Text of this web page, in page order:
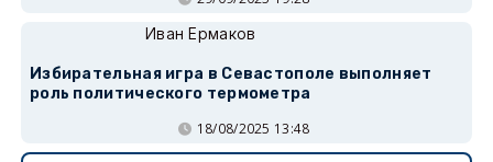
Иван Ермаков
Избирательная игра в Севастополе выполняет
роль политического термометра
18/08/2025 13:48